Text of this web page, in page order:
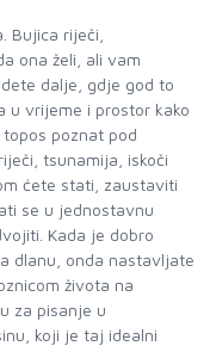
Bujica riječi,
ona želi, ali vam
dalje, gdje god to
u vrijeme i prostor kako
poznat pod
tsunamija, iskoči
ćete stati, zaustaviti
se u jednostavnu
Kada je dobro
dlanu, onda nastavljate
života na
za pisanje u
koji je taj idealni